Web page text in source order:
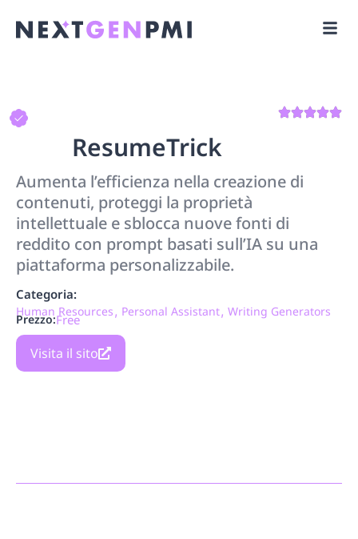
ResumeTrick
Aumenta l’efficienza nella creazione di
contenuti, proteggi la proprietà
intellettuale e sblocca nuove fonti di
reddito con prompt basati sull’IA su una
piattaforma personalizzabile.
Categoria:
Human Resources, Personal Assistant, Writing Generators
Prezzo:Free
Visita il sito